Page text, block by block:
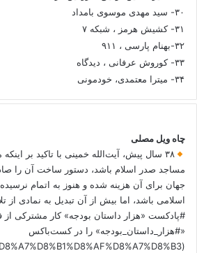
۳۰- سید مهدی موسوی بامداد
۳۱- کشیش هرمز ، شبکه ۷
۳۲-بهنام پارسی ، ۹۱۱
۳۳- کوروش عرفانی ، دیدگاه
۳۴- میترا معتمدی، خودمونی
چاه ویل مصلی
۳۸ سال پیش، آیت‌الله خمینی با تاکید بر
مساجد صدر اسلام باشد، دستور ساخت آن را
جهان برای آن هزینه شده و هنوز به اتمام
اسلامی باشد، اما بیش از آن تبدیل به نمادی
#پادکست «هزار داستان بودجه» کار مشترکی از
«#هزار_داستان_بودجه» را در کست‌باکس